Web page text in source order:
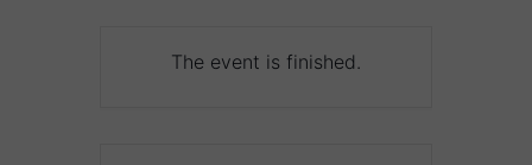
The event is finished.